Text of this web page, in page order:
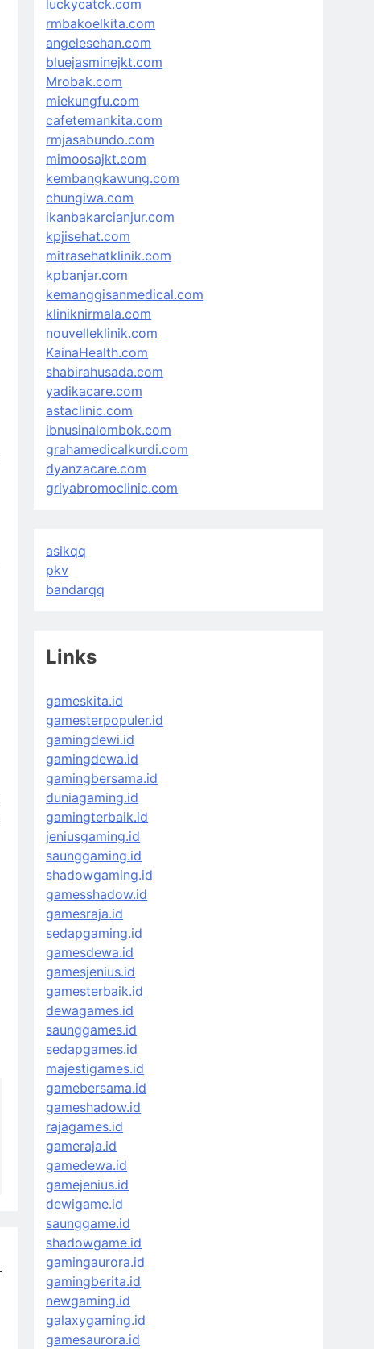
luckycatck.com
rmbakoelkita.com
angelesehan.com
bluejasminejkt.com
Mrobak.com
miekungfu.com
cafetemankita.com
rmjasabundo.com
mimoosajkt.com
kembangkawung.com
chungiwa.com
ikanbakarcianjur.com
kpjisehat.com
mitrasehatklinik.com
kpbanjar.com
kemanggisanmedical.com
kliniknirmala.com
nouvelleklinik.com
KainaHealth.com
shabirahusada.com
yadikacare.com
astaclinic.com
ibnusinalombok.com
grahamedicalkurdi.com
dyanzacare.com
griyabromoclinic.com
asikqq
pkv
bandarqq
Links
gameskita.id
gamesterpopuler.id
gamingdewi.id
gamingdewa.id
gamingbersama.id
duniagaming.id
gamingterbaik.id
jeniusgaming.id
saunggaming.id
shadowgaming.id
gamesshadow.id
gamesraja.id
sedapgaming.id
gamesdewa.id
gamesjenius.id
gamesterbaik.id
dewagames.id
saunggames.id
sedapgames.id
majestigames.id
gamebersama.id
gameshadow.id
rajagames.id
gameraja.id
gamedewa.id
gamejenius.id
dewigame.id
saunggame.id
shadowgame.id
gamingaurora.id
gamingberita.id
newgaming.id
galaxygaming.id
gamesaurora.id